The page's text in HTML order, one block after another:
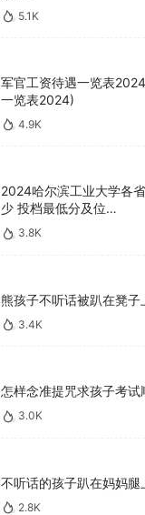
5.1K
军官工资待遇一览表
一览表2024)
4.9K
2024哈尔滨工业大学各
少 投档最低分及位…
3.8K
熊孩子不听话被趴在凳子
3.4K
怎样念准提咒求孩子考试
3.0K
不听话的孩子趴在妈妈腿
2.8K